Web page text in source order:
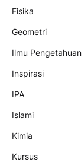
Fisika
Geometri
Ilmu Pengetahuan
Inspirasi
IPA
Islami
Kimia
Kursus